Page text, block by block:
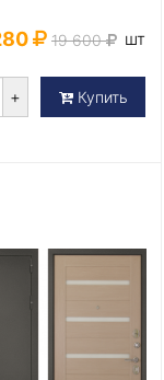
19 600 шт
+ Купить